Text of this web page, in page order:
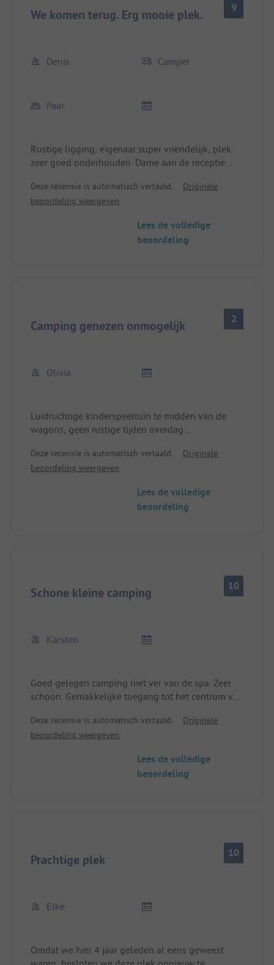
We komen terug. Erg mooie plek. 9
Denis Camper
Paar
Rustige ligging, eigenaar super vriendelijk, plek
zeer goed onderhouden. Dame aan de receptie
en kregen de verblijfsruimte te zien en waren erg
enthousiast over hoe mooi het eruit ziet. Sanitair
gerenoveerd worden. We komen terug, we hebben
het erg naar onze zin gehad. Zeer goede
Deze recensie is automatisch vertaald.
Originele
beoordeling weergeven
Lees de volledige
beoordeling
Camping genezen onmogelijk 2
Olivia
Luidruchtige kinderspeeltuin te midden van de
wagons, geen rustige tijden overdag
Deze recensie is automatisch vertaald.
Originele
beoordeling weergeven
Lees de volledige
beoordeling
Schone kleine camping 10
Karsten
Goed gelegen camping niet ver van de spa. Zeer
schoon. Gemakkelijke toegang tot het centrum van
Deze recensie is automatisch vertaald.
Originele
beoordeling weergeven
Lees de volledige
beoordeling
Prachtige plek 10
Elke
Omdat we hier 4 jaar geleden al eens geweest